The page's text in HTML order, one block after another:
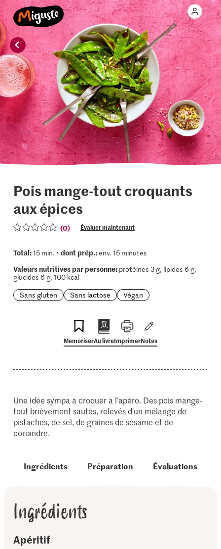
Pois mange-tout croquants
aux épices
(0) Évaluer maintenant
Total:15 min. • dont prép.:env. 15 minutes
Valeurs nutritives par personne:protéines 3 g, lipides 6 g,
glucides 6 g, 100 kcal
Sans gluten
Sans lactose Végan
MemoriserAu livreImprimerNotes
Une idée sympa à croquer à l’apéro. Des pois mange-
tout brièvement sautés, relevés d’un mélange de
pistaches, de sel, de graines de sésame et de
coriandre.
Ingrédients Préparation Évaluations
Ingrédients
Apéritif